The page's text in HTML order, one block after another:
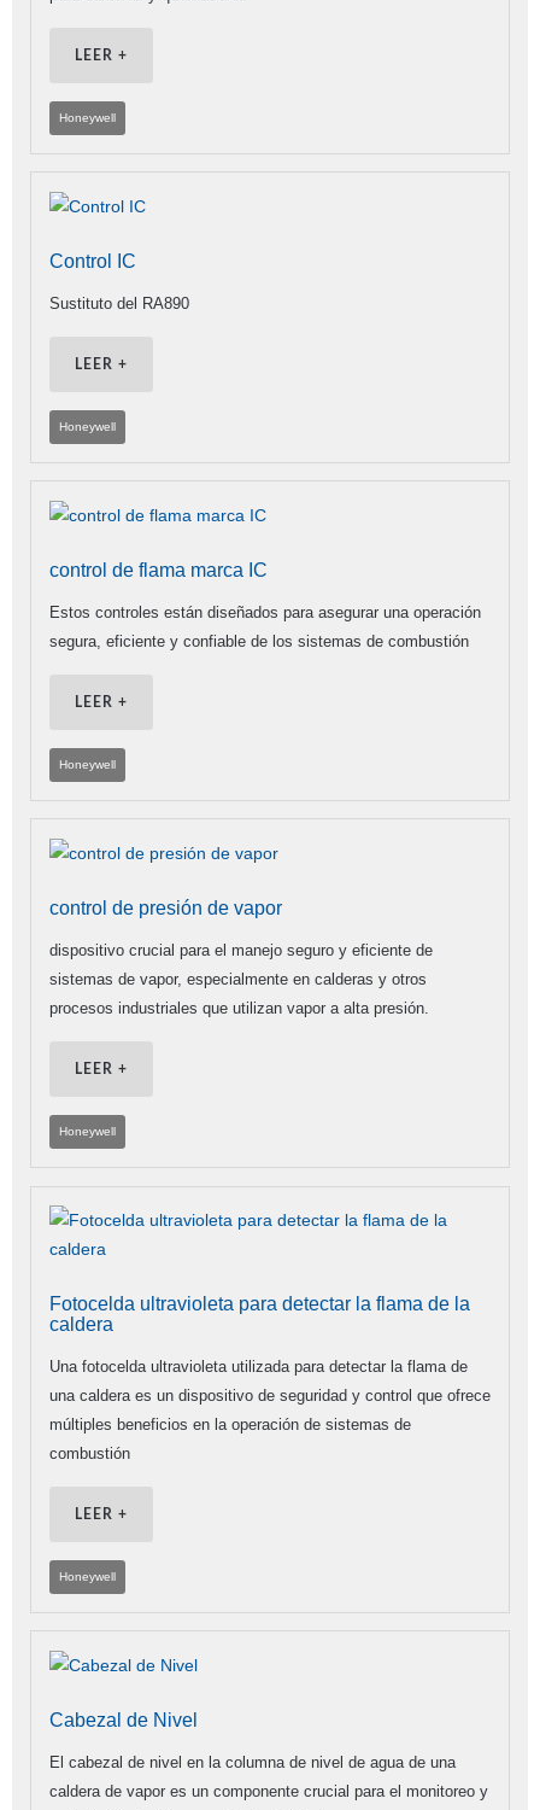
LEER +
Honeywell
Control IC
Sustituto del RA890
LEER +
Honeywell
control de flama marca IC
Estos controles están diseñados para asegurar una operación
segura, eficiente y confiable de los sistemas de combustión
LEER +
Honeywell
control de presión de vapor
dispositivo crucial para el manejo seguro y eficiente de
sistemas de vapor, especialmente en calderas y otros
procesos industriales que utilizan vapor a alta presión.
LEER +
Honeywell
Fotocelda ultravioleta para detectar la flama de la
caldera
Una fotocelda ultravioleta utilizada para detectar la flama de
una caldera es un dispositivo de seguridad y control que ofrece
múltiples beneficios en la operación de sistemas de
combustión
LEER +
Honeywell
Cabezal de Nivel
El cabezal de nivel en la columna de nivel de agua de una
caldera de vapor es un componente crucial para el monitoreo y